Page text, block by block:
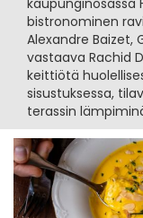
kaupunginosassa
bistronominen
Alexandre Baizet,
vastaava Rachid
keittiötä
sisustuksessa,
terassin